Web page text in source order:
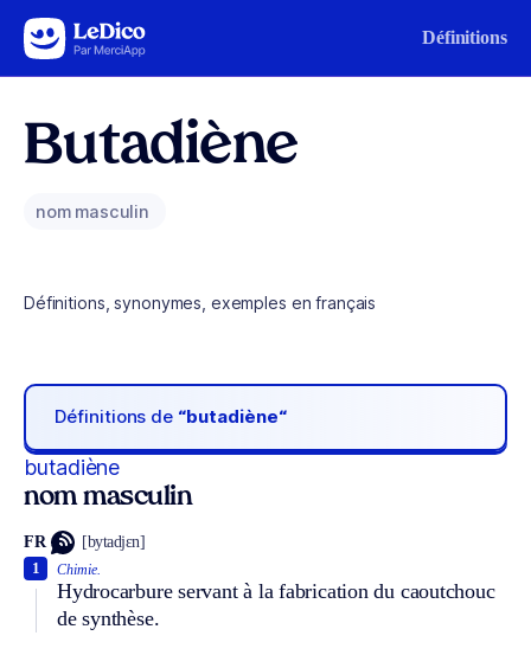
Aller au contenu Définitions
Butadiène
nom masculin
Définitions, synonymes, exemples en français
Définitions de “butadiène“
butadiène
nom masculin
FR [bytadjɛn]
Chimie.
Hydrocarbure servant à la fabrication du caoutchouc
de synthèse.
1